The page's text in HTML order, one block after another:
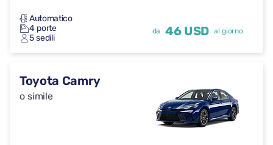
Automatico
4 porte
5 sedili
da 46 USD al giorno
Toyota Camry
o simile